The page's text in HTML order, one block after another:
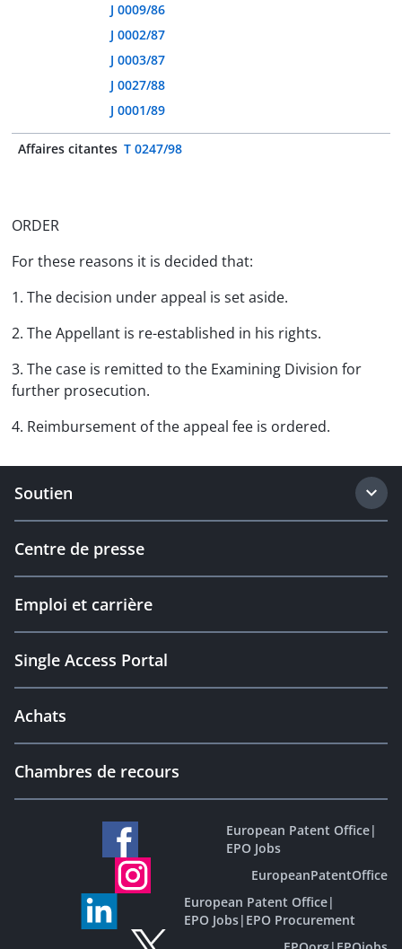
J 0009/86
J 0002/87
J 0003/87
J 0027/88
J 0001/89
Affaires citantes T 0247/98
ORDER
For these reasons it is decided that:
1. The decision under appeal is set aside.
2. The Appellant is re-established in his rights.
3. The case is remitted to the Examining Division for
further prosecution.
4. Reimbursement of the appeal fee is ordered.
Soutien
Centre de presse
Emploi et carrière
Single Access Portal
Achats
Chambres de recours
European Patent Office|
EPO Jobs
EuropeanPatentOffice
European Patent Office|
EPO Jobs| EPO Procurement